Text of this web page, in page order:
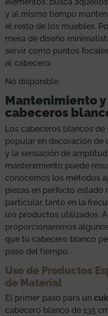
y al mismo tiempo
el resto de los muebles.
mesa de diseño
servir como puntos
al cabecero.
No disponible.
Mantenimiento
cabeceros
Los cabeceros blancos de
popular en decoración de
y la sensación de
mantenimiento puede
conocemos los métodos
piezas en perfecto estado
particular, tanto en la
los productos utilizados.
proporcionaremos
que tu cabecero blanco
paso del tiempo.
Uso de Productos
de Material
El primer paso para un
cabecero blanco de 135